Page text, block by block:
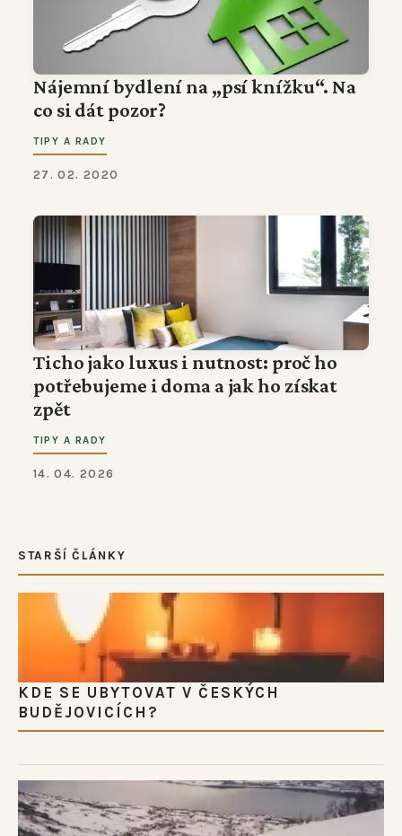
Nájemní bydlení na „psí knížku“. Na
co si dát pozor?
TIPY A RADY
27. 02. 2020
Ticho jako luxus i nutnost: proč ho
potřebujeme i doma a jak ho získat
zpět
TIPY A RADY
14. 04. 2026
STARŠÍ ČLÁNKY
KDE SE UBYTOVAT V ČESKÝCH
BUDĚJOVICÍCH?